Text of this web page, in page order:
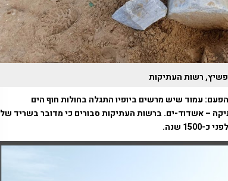
רשות העתיקות
עמוד שיש מרשים ביופיו התגלה בחולות חוף הים
– אשדוד-ים. ברשות העתיקות סבורים כי מדובר בשריד של
שנה.